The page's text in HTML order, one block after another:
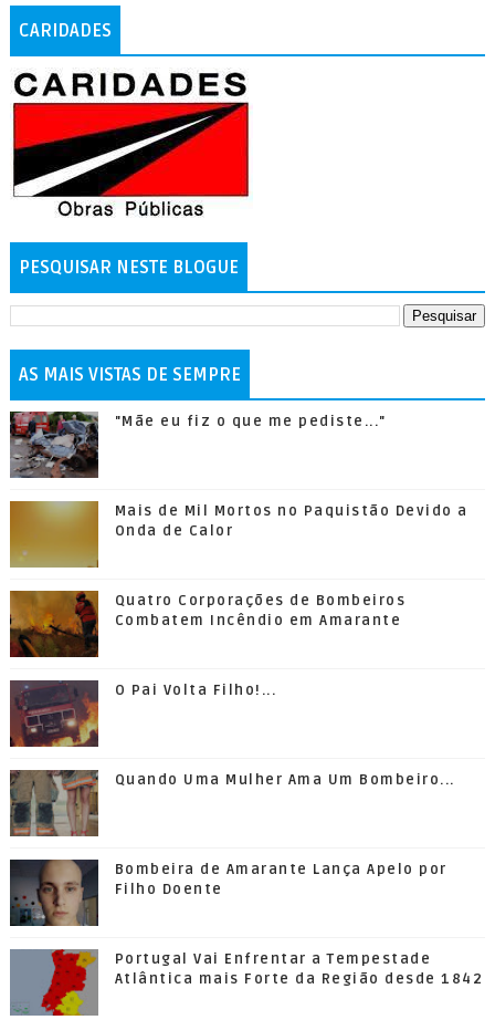
CARIDADES
PESQUISAR NESTE BLOGUE
AS MAIS VISTAS DE SEMPRE
"Mãe eu fiz o que me pediste..."
Mais de Mil Mortos no Paquistão Devido a
Onda de Calor
Quatro Corporações de Bombeiros
Combatem Incêndio em Amarante
O Pai Volta Filho!...
Quando Uma Mulher Ama Um Bombeiro...
Bombeira de Amarante Lança Apelo por
Filho Doente
Portugal Vai Enfrentar a Tempestade
Atlântica mais Forte da Região desde 1842